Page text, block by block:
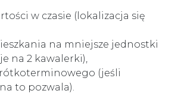
w czasie (lokalizacja się
na mniejsze jednostki
na 2 kawalerki),
(jeśli
to pozwala).